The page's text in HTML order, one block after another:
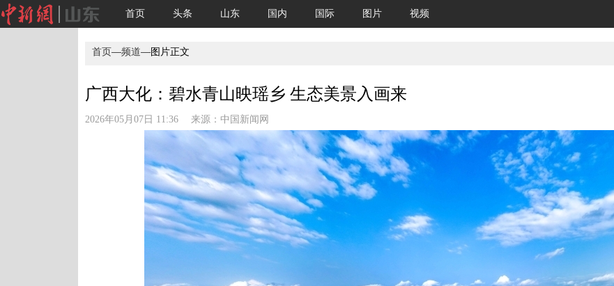
首页 头条 山东 国内 国际 图片 视频
首页—频道—图片正文
广西大化：碧水青山映瑶乡 生态美景入画来
2026年05月07日 11:36 来源： 中国新闻网